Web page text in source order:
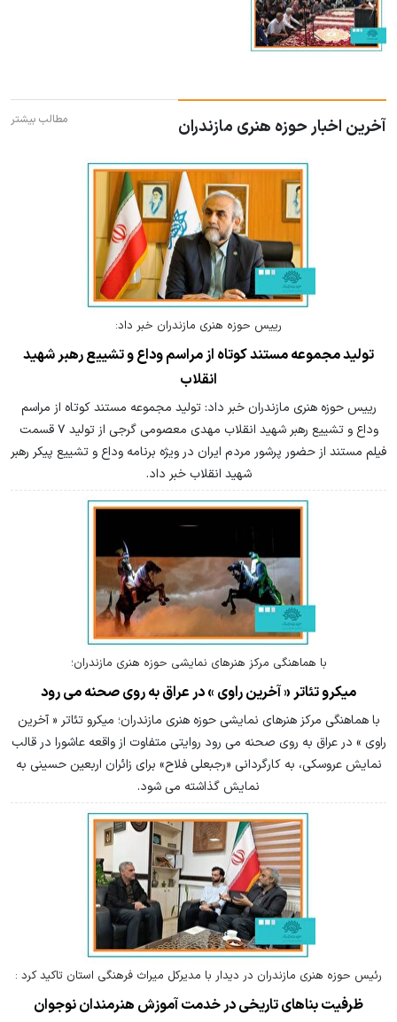
آخرین اخبار حوزه هنری مازندران مطالب بیشتر
رییس حوزه هنری مازندران خبر داد:
تولید مجموعه مستند کوتاه از مراسم وداع و تشییع رهبر شهید
انقلاب
رییس حوزه هنری مازندران خبر داد: تولید مجموعه مستند کوتاه از مراسم
وداع و تشییع رهبر شهید انقلاب مهدی معصومی گرجی از تولید ۷ قسمت
فیلم مستند از حضور پرشور مردم ایران در ویژه برنامه وداع و تشییع پیکر رهبر
شهید انقلاب خبر داد.
با هماهنگی مرکز هنرهای نمایشی حوزه هنری مازندران؛
میکرو تئاتر « آخرین راوی » در عراق به روی صحنه می رود
با هماهنگی مرکز هنرهای نمایشی حوزه هنری مازندران؛ میکرو تئاتر « آخرین
راوی » در عراق به روی صحنه می رود روایتی متفاوت از واقعه عاشورا در قالب
نمایش عروسکی، به کارگردانی «رجبعلی فلاح» برای زائران اربعین حسینی به
نمایش گذاشته می شود.
رئیس حوزه هنری مازندران در دیدار با مدیرکل میراث فرهنگی استان تاکید کرد :
ظرفیت بناهای تاریخی در خدمت آموزش هنرمندان نوجوان